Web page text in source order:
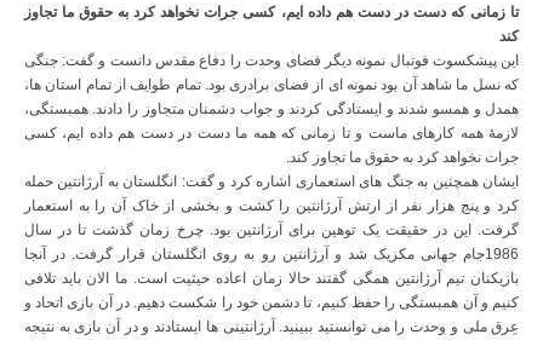
تا زمانی که دست در دست هم داده ایم، کسی جرات نخواهد کرد به حقوق ما تجاوز
کند
این پیشکسوت فوتبال نمونه دیگر فضای وحدت را دفاع مقدس دانست و گفت: جنگی
که نسل ما شاهد آن بود نمونه ای از فضای برادری بود. تمام طوایف از تمام استان ها،
همدل و همسو شدند و ایستادگی کردند و جواب دشمنان متجاوز را دادند. همبستگی،
لازمۀ همه کارهای ماست و تا زمانی که همه ما دست در دست هم داده ایم، کسی
جرات نخواهد کرد به حقوق ما تجاوز کند.
ایشان همچنین به جنگ های استعماری اشاره کرد و گفت: انگلستان به آرژانتین حمله
کرد و پنج هزار نفر از ارتش آرژانتین را کشت و بخشی از خاک آن را به استعمار
گرفت. این در حقیقت یک توهین برای آرژانتین بود. چرخ زمان گذشت تا در سال
1986جام جهانی مکزیک شد و آرژانتین رو به روی انگلستان قرار گرفت. در آنجا
بازیکنان تیم آرژانتین همگی گفتند حالا زمان اعاده حیثیت است. ما الان باید تلافی
کنیم و آن همبستگی را حفظ کنیم، تا دشمن خود را شکست دهیم. در آن بازی اتحاد و
عِرق ملی و وحدت را می توانستید ببینید. آرژانتینی ها ایستادند و در آن بازی به نتیجه